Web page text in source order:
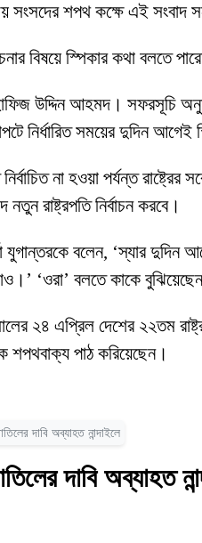
শপথ কক্ষে এই সংবাদ
বিষয়ে স্পিকার কথা বলতে
উদ্দিন আহমদ। সফরসূচি
নির্ধারিত সময়ের দুদিন
না হওয়া পর্যন্ত
রাষ্ট্রপতি নির্বাচন করবে।
যুগান্তরকে বলেন, ‘স্যার
‘ওরা’ বলতে কাকে
২৪ এপ্রিল দেশের ২২তম
শপথবাক্য পাঠ করিয়েছেন।
দাবি অব্যাহত নান্দাইলে
দাবি অব্যাহত